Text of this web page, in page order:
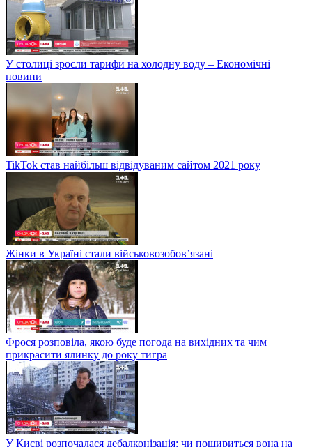
У столиці зросли тарифи на холодну воду – Економічні
новини
TikTok став найбільш відвідуваним сайтом 2021 року
Жінки в Україні стали військовозобов’язані
Фрося розповіла, якою буде погода на вихідних та чим
прикрасити ялинку до року тигра
У Києві розпочалася дебалконізація: чи пошириться вона на